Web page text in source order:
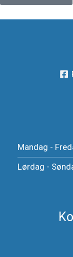
Mandag -
Lørdag -